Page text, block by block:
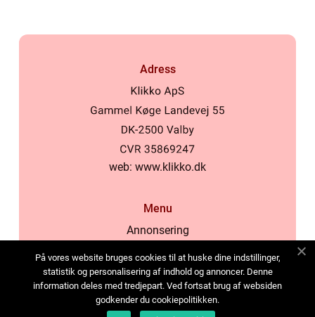
Adress
web: www.klikko.dk
Menu
Annonsering
Cookies
Kontakta oss
Sitemap
På vores website bruges cookies til at huske dine indstillinger,
statistik og personalisering af indhold og annoncer. Denne
information deles med tredjepart. Ved fortsat brug af websiden
godkender du cookiepolitikken.